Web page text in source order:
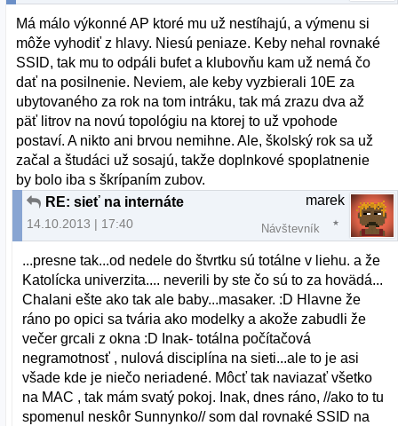
Má málo výkonné AP ktoré mu už nestíhajú, a výmenu si
môže vyhodiť z hlavy. Niesú peniaze. Keby nehal rovnaké
SSID, tak mu to odpáli bufet a klubovňu kam už nemá čo
dať na posilnenie. Neviem, ale keby vyzbierali 10E za
ubytovaného za rok na tom intráku, tak má zrazu dva až
päť litrov na novú topológiu na ktorej to už vpohode
postaví. A nikto ani brvou nemihne. Ale, školský rok sa už
začal a študáci už sosajú, takže doplnkové spoplatnenie
by bolo iba s škrípaním zubov.
RE: sieť na internáte
14.10.2013 | 17:40
marek
Návštevník
...presne tak...od nedele do štvrtku sú totálne v liehu. a že
Katolícka univerzita.... neverili by ste čo sú to za hovädá...
Chalani ešte ako tak ale baby...masaker. :D Hlavne že
ráno po opici sa tvária ako modelky a akože zabudli že
večer grcali z okna :D Inak- totálna počítačová
negramotnosť , nulová disciplína na sieti...ale to je asi
všade kde je niečo neriadené. Môcť tak naviazať všetko
na MAC , tak mám svatý pokoj. Inak, dnes ráno, //ako to tu
spomenul neskôr Sunnynko// som dal rovnaké SSID na